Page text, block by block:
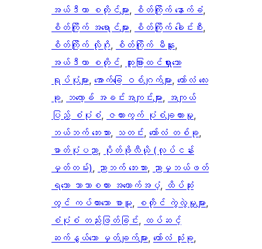
အယ်ဒီတာ စတိုင်များ, စိတ်ကြိုက် နောက်ခံ
စိတ်ကြိုက် အရောင်များ, စိတ်ကြိုက် ခေါင်းစီး
စိတ်ကြိုက် လိုဂို, စိတ်ကြိုက် မီနူး
အယ်ဒီတာ စတိုင်, ထူးခြားထင်ရှားသော
ရုပ်ပုံများ, အောက်ခြေ ဝစ်ဂျက်များ, ကော်လံ လေး
ခု, ဘလော့ခ် အခင်းအကျင်းများ, အကျယ်
ပြည့် စံပုံစံ, ဇယားကွက် ပုံစံချထားမှု
ဘယ်ဘက် ဘေးဘား, သတင်း, ကော်လံ တစ်ခု
ဓာတ်ပုံပညာ, ပိုတ်ဖိုလီယို (လုပ်ငန်း
မှတ်တမ်း), ညာဘက် ဘေးဘား, ညာမှဘယ်ဖတ်
ရသော ဘာသာစကား အထောက်အပံ့, ထိပ်ဆုံး
တွင် ကပ်ထားသော စာမူ, စတိုင် ကွဲလွဲမှုများ
စံပုံစံ တည်းဖြတ်ခြင်း, ထပ်ဆင့်
ဆက်နွယ်သော မှတ်ချက်များ, ကော်လံ သုံးခု